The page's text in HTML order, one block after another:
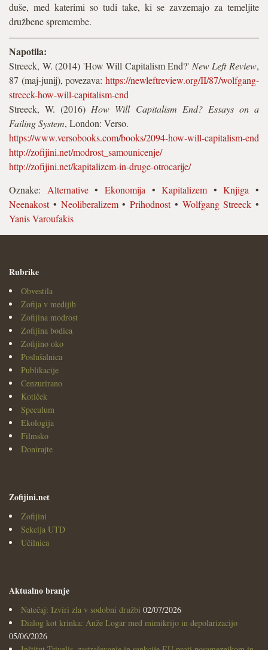
duše, med katerimi so tudi take, ki se zavzemajo za temeljite
družbene spremembe.
Napotila:
Streeck, W. (2014) 'How Will Capitalism End?' New Left Review,
87 (maj-junij), povezava: https://newleftreview.org/II/87/wolfgang-
streeck-how-will-capitalism-end
Streeck, W. (2016) How Will Capitalism End? Essays on a
Failing System, London: Verso.
https://www.versobooks.com/books/2094-how-will-capitalism-end
http://zofijini.net/modrost_samounicenje/
http://zofijini.net/kapitalizem-in-druge-otrocarije/
Oznake: Alternative• Ekonomija •Kapitalizem •Knjiga •
Neenakost• Neoliberalizem• Prihodnost• Wolfgang Streeck •
Yanis Varoufakis
Rubrike
Obvestila
Zofija v medijih
Zofijina modrost
Zofijina bodica
Zofijino oko
Poslušalnica
Publikacije
Cenzurirano
Kotiček
Speculum
Ekologija
Filmsko
Donirajte
Zofijini.net
Zofijini
Sekcija UTD
Učilnica
Aktualno branje
Natečaj: Izviri zla v sodobni družbi 02/07/2026
Dialog kot krinka: Anže Logar med mimikrijo in depolarizacijo
05/06/2026